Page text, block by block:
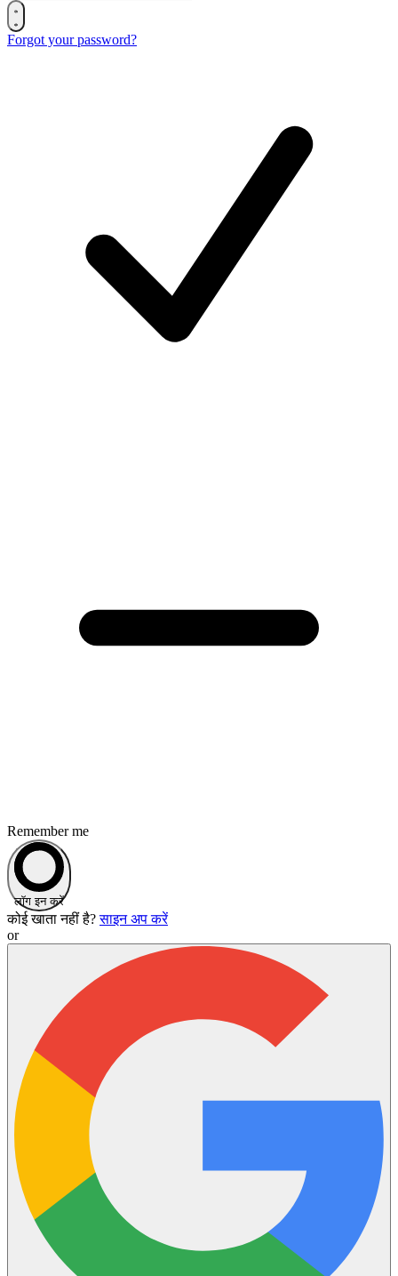
Forgot your password?
Remember me
लॉग इन करें
कोई खाता नहीं है? साइन अप करें
or